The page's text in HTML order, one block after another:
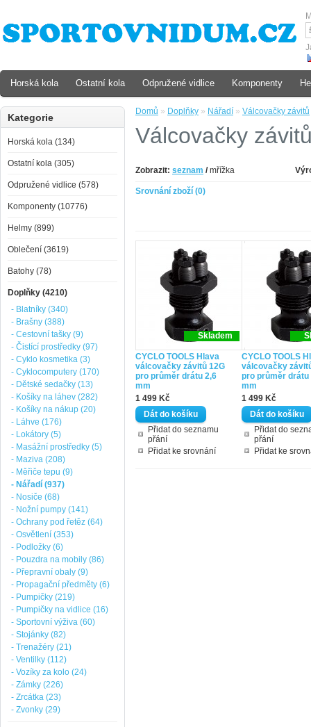
Domů » Doplňky » Nářadí » Válcovačky závitů
Válcovačky
Zobrazit: seznam /mřížka
Srovnání zboží (0)
Skladem
CYCLO TOOLS Hlava
válcovačky závitů 12G
pro průměr drátu 2,6
mm
1 499 Kč
Přidat do seznamu
přání
Přidat ke srovnání
CYCLO TOOLS
válcovačky
pro průměr drátu
mm
1 499 Kč
Přidat do
přání
Přidat ke
Kategorie
Horská kola (134)
Ostatní kola (305)
Odpružené vidlice (578)
Komponenty (10776)
Helmy (899)
Oblečení (3619)
Batohy (78)
Doplňky (4210)
- Blatníky (340)
- Brašny (388)
- Cestovní tašky (9)
- Čistící prostředky (97)
- Cyklo kosmetika (3)
- Cyklocomputery (170)
- Dětské sedačky (13)
- Košíky na láhev (282)
- Košíky na nákup (20)
- Láhve (176)
- Lokátory (5)
- Masážní prostředky (5)
- Maziva (208)
- Měřiče tepu (9)
- Nářadí (937)
- Nosiče (68)
- Nožní pumpy (141)
- Ochrany pod řetěz (64)
- Osvětlení (353)
- Podložky (6)
- Pouzdra na mobily (86)
- Přepravní obaly (9)
- Propagační předměty (6)
- Pumpičky (219)
- Pumpičky na vidlice (16)
- Sportovní výživa (60)
- Stojánky (82)
- Trenažéry (21)
- Ventilky (112)
- Vozíky za kolo (24)
- Zámky (226)
- Zrcátka (23)
- Zvonky (29)
Horská kola Ostatní kola Odpružené vidlice Komponenty